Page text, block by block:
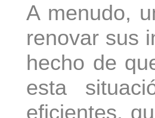
A menudo,
renovar sus
hecho de
esta
eficientes,